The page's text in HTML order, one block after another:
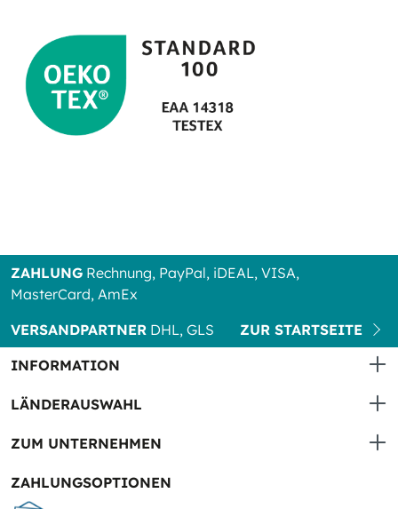
ZAHLUNG Rechnung, PayPal, iDEAL, VISA,
MasterCard, AmEx
VERSANDPARTNER DHL, GLS
ZUR STARTSEITE
INFORMATION
LÄNDERAUSWAHL
ZUM UNTERNEHMEN
ZAHLUNGSOPTIONEN